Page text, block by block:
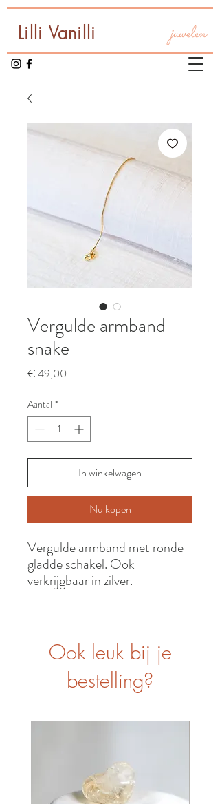
Lilli Vanilli juwelen
Vergulde armband
snake
€ 49,00
Aantal *
In winkelwagen
Nu kopen
Vergulde armband met ronde
gladde schakel. Ook
verkrijgbaar in zilver.
Ook leuk bij je
bestelling?